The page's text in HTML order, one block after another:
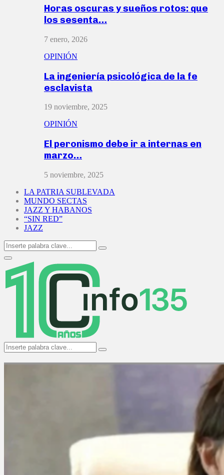
Horas oscuras y sueños rotos: que
los sesenta…
7 enero, 2026
OPINIÓN
La ingeniería psicológica de la fe
esclavista
19 noviembre, 2025
OPINIÓN
El peronismo debe ir a internas en
marzo…
5 noviembre, 2025
LA PATRIA SUBLEVADA
MUNDO SECTAS
JAZZ Y HABANOS
“SIN RED”
JAZZ
Search
for:
Search
Primary
Menu
Search
for:
Search